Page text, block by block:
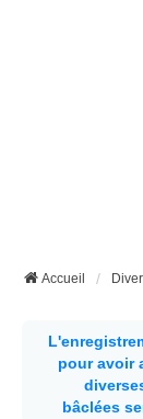
Accueil
pour avoir
bâclées